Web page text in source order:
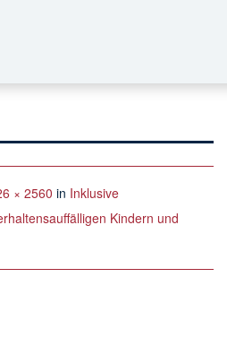
× 2560 in Inklusive
Kindern und